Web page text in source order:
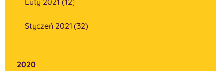
Styczeń 2021 (32)
2020